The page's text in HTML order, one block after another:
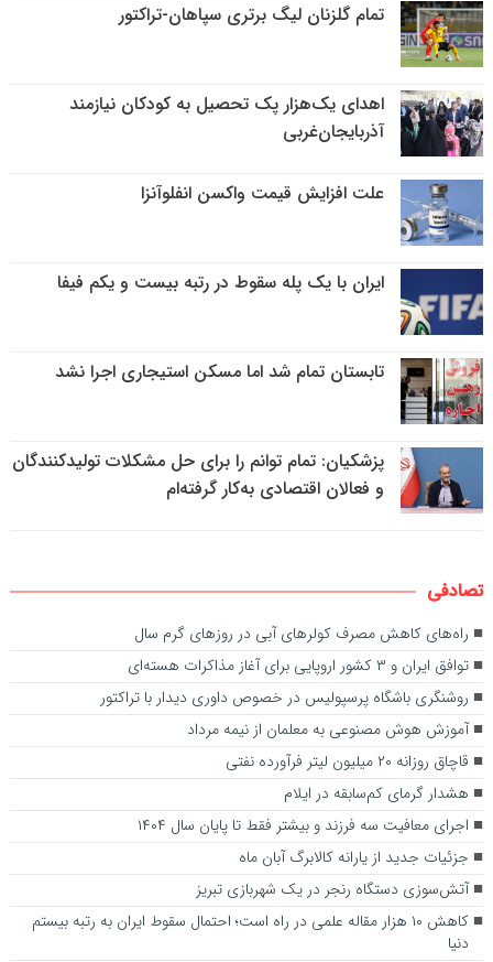
تمام گلزنان لیگ‌ برتری سپاهان-تراکتور
اهدای یک‌هزار پک تحصیل به کودکان نیازمند
آذربایجان‌غربی
علت افزایش قیمت واکسن انفلوآنزا
ایران با یک پله سقوط در رتبه بیست و یکم فیفا
تابستان تمام شد اما مسکن استیجاری اجرا نشد
پزشکیان: تمام توانم را برای حل مشکلات تولیدکنندگان
و فعالان اقتصادی به‌کار گرفته‌ام
تصادفی
راه‌های کاهش مصرف کولرهای آبی در روزهای گرم سال
توافق ایران و ۳ کشور اروپایی برای آغاز مذاکرات هسته‌ای
روشنگری باشگاه پرسپولیس در خصوص داوری دیدار با تراکتور
آموزش هوش مصنوعی به معلمان از نیمه مرداد
قاچاق روزانه ۲۰ میلیون لیتر فرآورده نفتی
هشدار گرمای کم‌سابقه در ایلام
اجرای معافیت سه فرزند و بیشتر فقط تا پایان سال ۱۴۰۴
جزئیات جدید از یارانه کالابرگ آبان ماه
آتش‌سوزی دستگاه رنجر در یک شهربازی تبریز
کاهش ۱۰ هزار مقاله علمی در راه است؛ احتمال سقوط ایران به رتبه بیستم
دنیا